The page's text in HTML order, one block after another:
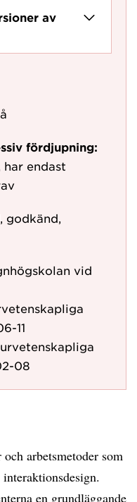
av
fördjupning:
har endast
godkänd,
vid
11
08
arbetsmetoder som
en grundläggande